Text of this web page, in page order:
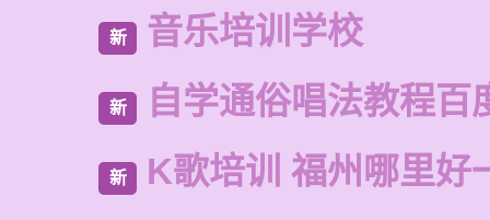
新 音乐培训学校
新 自学通俗唱法教程百
新 K歌培训 福州哪里好